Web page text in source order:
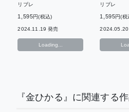
リブレ
1,595円(税込)
2024.11.19 発売
Loading...
リブレ
1,595円(税
2024.05.20
『金ひかる』に関連する